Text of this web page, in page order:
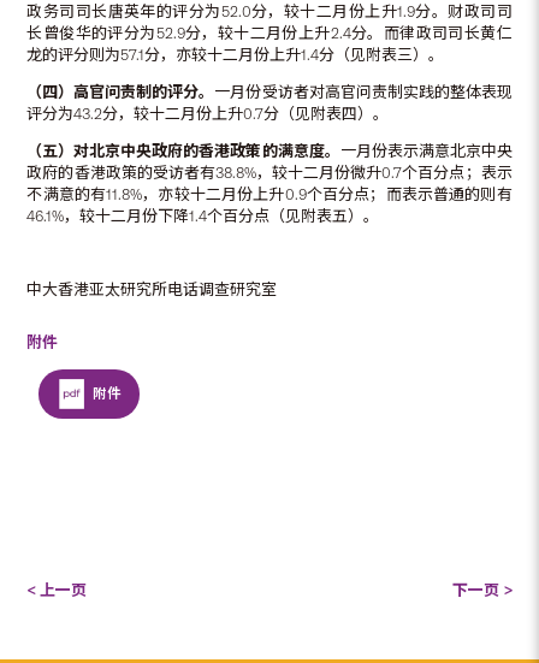
政务司司长唐英年的评分为52.0分，较十二月份上升1.9分。财政司司
长曾俊华的评分为52.9分，较十二月份上升2.4分。而律政司司长黄仁
龙的评分则为57.1分，亦较十二月份上升1.4分（见附表三）。
（四）高官问责制的评分。 一月份受访者对高官问责制实践的整体表现
评分为43.2分，较十二月份上升0.7分（见附表四）。
（五）对北京中央政府的香港政策的满意度。 一月份表示满意北京中央
政府的香港政策的受访者有38.8%，较十二月份微升0.7个百分点；表示
不满意的有11.8%，亦较十二月份上升0.9个百分点；而表示普通的则有
46.1%，较十二月份下降1.4个百分点（见附表五）。
中大香港亚太研究所电话调查研究室
附件
附件
< 上一页 下一页 >